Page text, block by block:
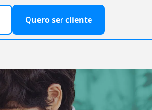
Quero ser cliente